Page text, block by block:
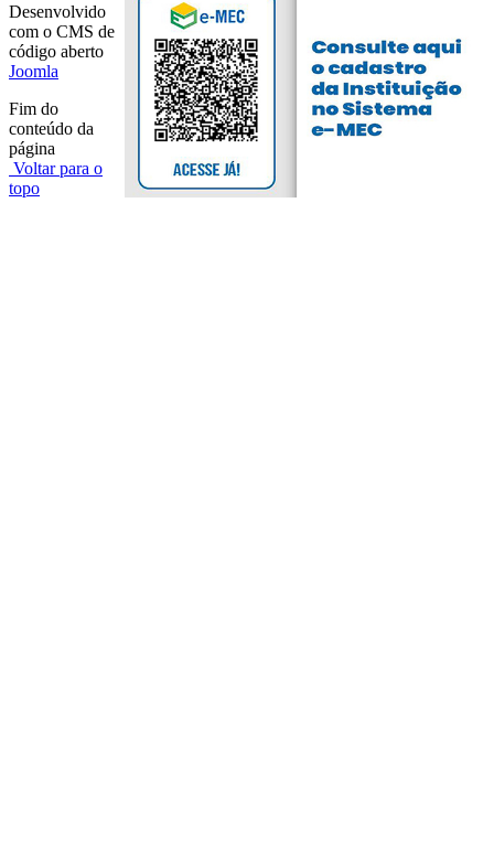
Desenvolvido
com o CMS de
código aberto
Joomla
Fim do
conteúdo da
página
Voltar para o
topo